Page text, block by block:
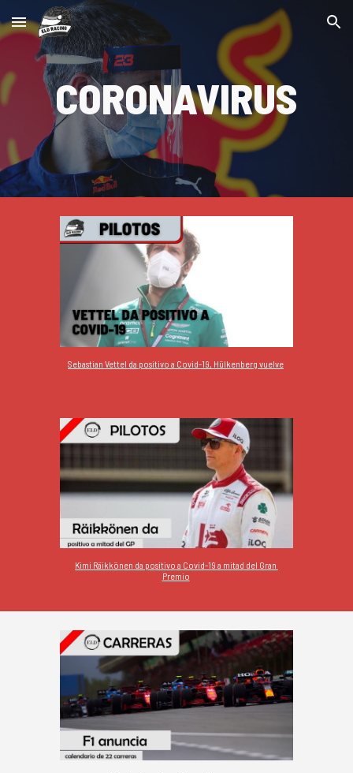
Skip to main content Skip to navigation
CORONAVIRUS
Sebastian Vettel da positivo a Covid-19, Hülkenberg vuelve
Kimi Räikkönen da positivo a Covid-19 a mitad del Gran
Premio